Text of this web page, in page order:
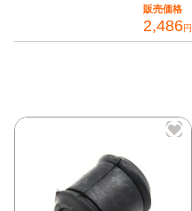
販売価格
2,486円